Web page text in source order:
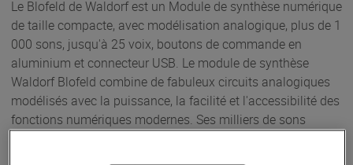
de taille compacte, avec modélisation analogique, plus de 1
000 sons, jusqu'à 25 voix, boutons de commande en
aluminium et connecteur USB. Le module de synthèse
Waldorf Blofeld combine de fabuleux circuits analogiques
modélisés avec la puissance, la facilité et l'accessibilité des
fonctions numériques modernes. Ses milliers de sons
entièrement modifiables, vous donnent accès à la création
limite est votre imagination. Le Blofeld bénéficie d'une